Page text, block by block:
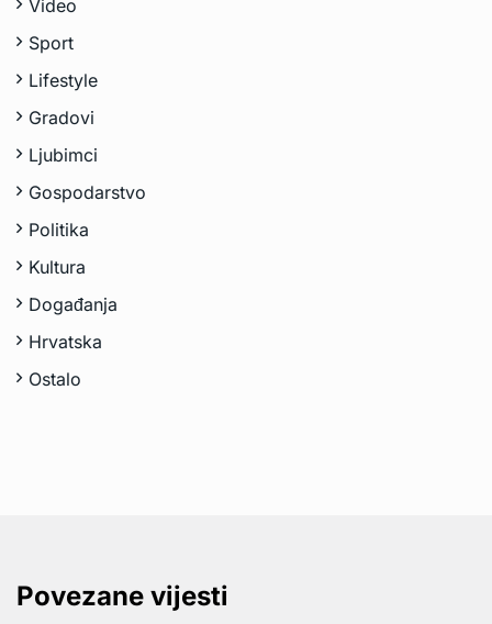
Video
Sport
Lifestyle
Gradovi
Ljubimci
Gospodarstvo
Politika
Kultura
Događanja
Hrvatska
Ostalo
Povezane vijesti